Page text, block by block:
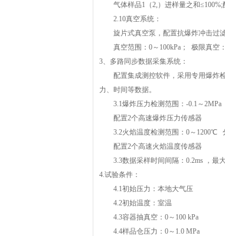
气体样品1（2,）进样量之和≤100%;
2.10真空系统：
旋片式真空泵，配置抗爆炸冲击过
真空范围：0～100kPa； 极限真空
3、多路同步数据采集系统：
配置集成测控软件，采用专用爆炸
力、时间等数据。
3.1爆炸压力检测范围：-0.1～
配置2个高速爆炸压力传感器
3.2火焰温度检测范围：0～1200℃
配置2个高速火焰温度传感器
3.3数据采样时间间隔：0.2ms ，最
4.试验条件：
4.1初始压力：本地大气压
4.2初始温度：室温
4.3容器抽真空：0～100 kPa
4.4样品仓压力：0～1.0 MPa